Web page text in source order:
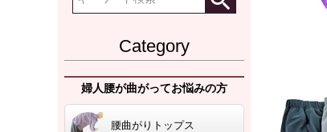
Category
婦人腰が曲がってお悩みの方
腰曲がりトップス